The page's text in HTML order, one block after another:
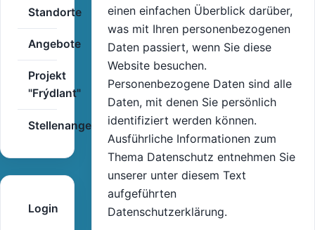
Standorte
Angebote
Projekt
"Frýdlant"
Stellenangebote
Login
einen einfachen Überblick darüber,
was mit Ihren personenbezogenen
Daten passiert, wenn Sie diese
Website besuchen.
Personenbezogene Daten sind alle
Daten, mit denen Sie persönlich
identifiziert werden können.
Ausführliche Informationen zum
Thema Datenschutz entnehmen Sie
unserer unter diesem Text
aufgeführten
Datenschutzerklärung.